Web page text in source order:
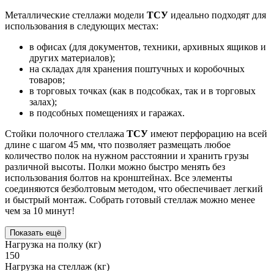
Металлические стеллажи модели ТСУ идеально подходят для
использования в следующих местах:
в офисах (для документов, техники, архивных ящиков и
других материалов);
на складах для хранения поштучных и коробочных
товаров;
в торговых точках (как в подсобках, так и в торговых
залах);
в подсобных помещениях и гаражах.
Стойки полочного стеллажа ТСУ имеют перфорацию на всей
длине с шагом 45 мм, что позволяет размещать любое
количество полок на нужном расстоянии и хранить грузы
различной высоты. Полки можно быстро менять без
использования болтов на кронштейнах. Все элементы
соединяются безболтовым методом, что обеспечивает легкий
и быстрый монтаж. Собрать готовый стеллаж можно менее
чем за 10 минут!
Показать ещё
Нагрузка на полку (кг)
150
Нагрузка на стеллаж (кг)